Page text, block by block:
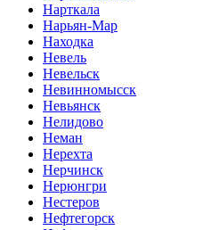
Нарткала
Нарьян-Мар
Находка
Невель
Невельск
Невинномысск
Невьянск
Нелидово
Неман
Нерехта
Нерчинск
Нерюнгри
Нестеров
Нефтегорск